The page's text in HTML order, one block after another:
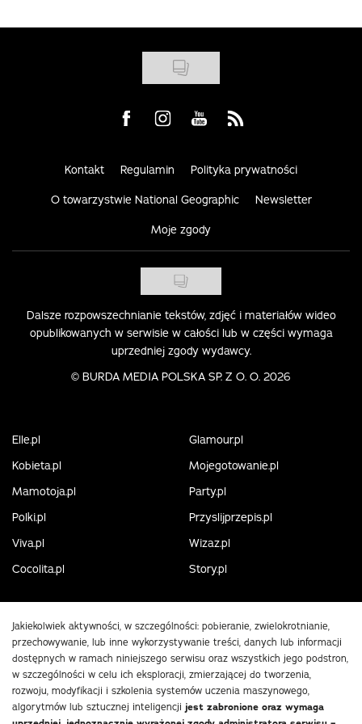
Visit us on Facebook
Visit us on Instagram
Visit us on Youtube
Visit us on Rss
Kontakt Regulamin Polityka prywatności
O towarzystwie National Geographic Newsletter
Moje zgody
Dalsze rozpowszechnianie tekstów, zdjęć i materiałów wideo
opublikowanych w serwisie w całości lub w części wymaga
uprzedniej zgody wydawcy.
© BURDA MEDIA POLSKA SP. Z O. O. 2026
Elle.pl
Glamour.pl
Kobieta.pl
Mojegotowanie.pl
Mamotoja.pl
Party.pl
Polki.pl
Przyslijprzepis.pl
Viva.pl
Wizaz.pl
Cocolita.pl
Story.pl
Jakiekolwiek aktywności, w szczególności: pobieranie, zwielokrotnianie,
przechowywanie, lub inne wykorzystywanie treści, danych lub informacji
dostępnych w ramach niniejszego serwisu oraz wszystkich jego podstron,
w szczególności w celu ich eksploracji, zmierzającej do tworzenia,
rozwoju, modyfikacji i szkolenia systemów uczenia maszynowego,
algorytmów lub sztucznej inteligencji jest zabronione oraz wymaga